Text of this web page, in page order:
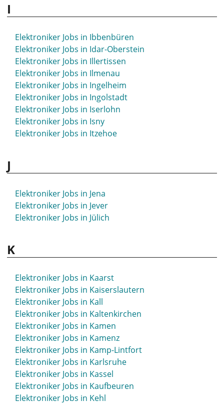
Elektroniker Jobs in Hennigsdorf
Elektroniker Jobs in Herdecke
Elektroniker Jobs in Herford
Elektroniker Jobs in Herne
Elektroniker Jobs in Herrenberg
Elektroniker Jobs in Herten
Elektroniker Jobs in Herzogenaurach
Elektroniker Jobs in Hettstedt
Elektroniker Jobs in Hildburghausen
Elektroniker Jobs in Hilden
Elektroniker Jobs in Hockenheim
Elektroniker Jobs in Hofgeismar
Elektroniker Jobs in Holzminden
Elektroniker Jobs in Homburg
Elektroniker Jobs in Hoyerswerda
Elektroniker Jobs in Hürth
I
Elektroniker Jobs in Ibbenbüren
Elektroniker Jobs in Idar-Oberstein
Elektroniker Jobs in Illertissen
Elektroniker Jobs in Ilmenau
Elektroniker Jobs in Ingelheim
Elektroniker Jobs in Ingolstadt
Elektroniker Jobs in Iserlohn
Elektroniker Jobs in Isny
Elektroniker Jobs in Itzehoe
J
Elektroniker Jobs in Jena
Elektroniker Jobs in Jever
Elektroniker Jobs in Jülich
K
Elektroniker Jobs in Kaarst
Elektroniker Jobs in Kaiserslautern
Elektroniker Jobs in Kall
Elektroniker Jobs in Kaltenkirchen
Elektroniker Jobs in Kamen
Elektroniker Jobs in Kamenz
Elektroniker Jobs in Kamp-Lintfort
Elektroniker Jobs in Karlsruhe
Elektroniker Jobs in Kassel
Elektroniker Jobs in Kaufbeuren
Elektroniker Jobs in Kehl